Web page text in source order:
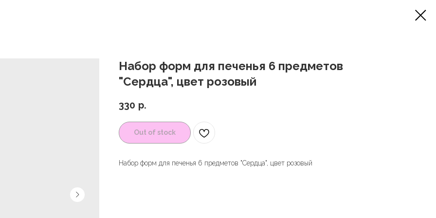
Набор форм для печенья 6 предметов
"Сердца", цвет розовый
330 р.
Out of stock
Набор форм для печенья 6 предметов "Сердца", цвет розовый